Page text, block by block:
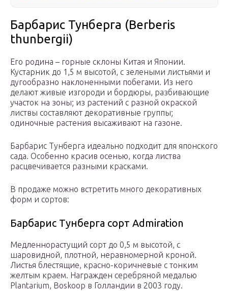
Барбарис Тунберга (Berberis
thunbergii)
Его родина – горные склоны Китая и Японии.
Кустарник до 1,5 м высотой, с зелеными листьями и
дугообразно наклоненными побегами. Из него
делают живые изгороди и бордюры, разбивающие
участок на зоны; из растений с разной окраской
листвы составляют декоративные группы;
одиночные растения высаживают на газоне.
Барбарис Тунберга идеально подходит для японского
сада. Особенно красив осенью, когда листва
расцвечивается разными красками.
В продаже можно встретить много декоративных
форм и сортов:
Барбарис Тунберга сорт Admiration
Медленнорастущий сорт до 0,5 м высотой, с
шаровидной, плотной, неравномерной кроной.
Листья блестящие, красно-коричневые с тонким
желтым краем. Награжден серебряной медалью
Plantarium, Boskoop в Голландии в 2003 году.